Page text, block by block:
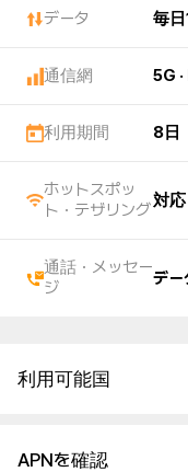
データ 毎
通信網 5G
利用期間 8日
ホットスポッ
ト・テザリング
対応
通話・メッセー
ジ
デー
利用可能国
APNを確認